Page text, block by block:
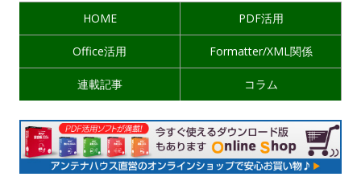
HOME PDF活用
Office活用 Formatter/XML関係
連載記事 コラム